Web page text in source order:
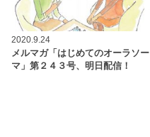
2020.9.24
メルマガ「はじめてのオーラソー
マ」第２４３号、明日配信！